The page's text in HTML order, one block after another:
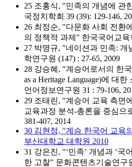
25 조홍식, "민족의 개념에 관
국정치학회 39 (39): 129-146,
26 최정순, "다문화 사회 전환
의 정책적 과제" 한국국어교육
27 박명규, "네이션과 민족:
학연구원 (147) : 27-65, 2009
28 강승혜, "계승어로서의 한
as a Heritage Language)에 대
언어정보연구원 31 : 79-106,
29 조태린, "계승어 교육 측면
교육과정 분석-총론을 중심으
381-407, 2014
30 김현정, "계승 한국어 교육
부산대학교 대학원 2010
31 강은진, "‘민족’ 개념과 ‘국
한 고찰" 문화콘텐츠기술연구